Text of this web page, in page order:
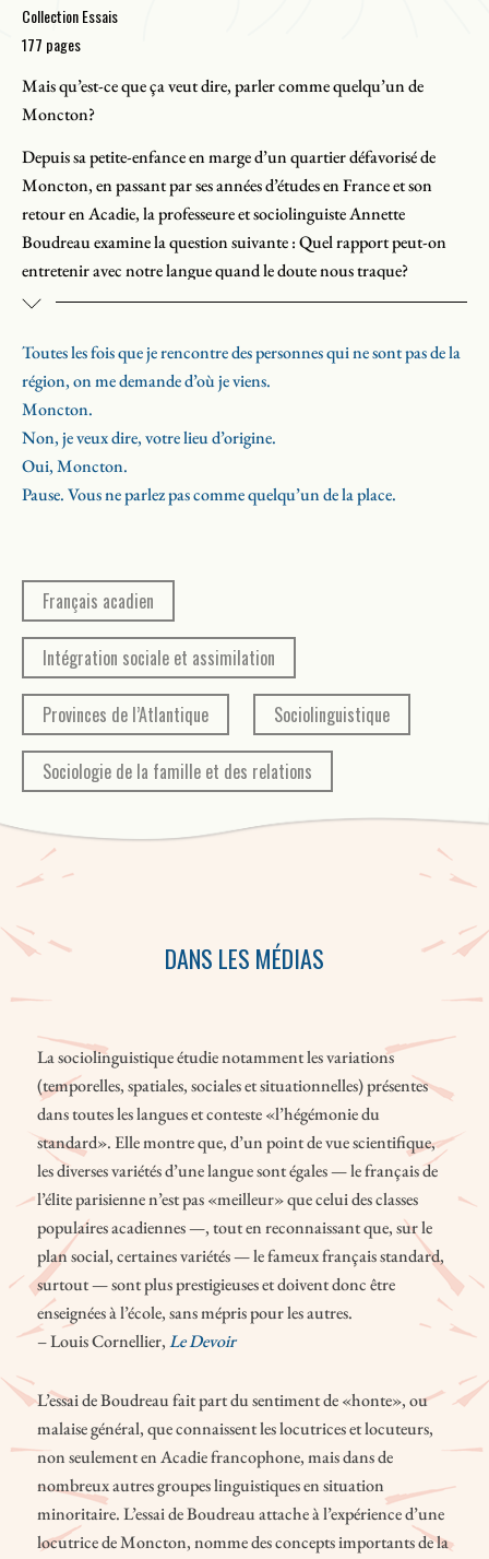
Collection Essais
177 pages
Mais qu’est-ce que ça veut dire, parler comme quelqu’un de
Moncton?
Depuis sa petite-enfance en marge d’un quartier défavorisé de
Moncton, en passant par ses années d’études en France et son
retour en Acadie, la professeure et sociolinguiste Annette
Boudreau examine la question suivante : Quel rapport peut-on
entretenir avec notre langue quand le doute nous traque?
Sur le mode intimiste du récit, elle cartographie un espace social
constamment aux prises avec des jugements portant sur les
pratiques langagières qui y ont cours. Jugements qui trop souvent
conduisent à un verdict de «mort annoncée», dont elle démasque
ici les fausses prémisses. Elle explore les processus qui conduisent à
vivre différentes formes d’illégitimité, en mettant l’accent sur
l’insécurité linguistique qui peut réduire bien des personnes au
silence. Elle examine les sentiments de révolte que lui inspirent
Parler comme du monde
lieu de luttes de pouvoir, de hiérarchisations, et de processus
– la diversité linguistique.
Toutes les fois que je rencontre des personnes qui ne sont pas de la
région, on me demande d’où je viens.
Moncton.
Non, je veux dire, votre lieu d’origine.
Oui, Moncton.
Pause. Vous ne parlez pas comme quelqu’un de la place.
Français acadien
Intégration sociale et assimilation
Provinces de l’Atlantique Sociolinguistique
Sociologie de la famille et des relations
DANS LES MÉDIAS
La sociolinguistique étudie notamment les variations
(temporelles, spatiales, sociales et situationnelles) présentes
dans toutes les langues et conteste «l’hégémonie du
standard». Elle montre que, d’un point de vue scientifique,
les diverses variétés d’une langue sont égales — le français de
l’élite parisienne n’est pas «meilleur» que celui des classes
populaires acadiennes —, tout en reconnaissant que, sur le
plan social, certaines variétés — le fameux français standard,
surtout — sont plus prestigieuses et doivent donc être
enseignées à l’école, sans mépris pour les autres.
– Louis Cornellier,Le Devoir
L’essai de Boudreau fait part du sentiment de «honte», ou
malaise général, que connaissent les locutrices et locuteurs,
non seulement en Acadie francophone, mais dans de
nombreux autres groupes linguistiques en situation
minoritaire. L’essai de Boudreau attache à l’expérience d’une
locutrice de Moncton, nomme des concepts importants de la